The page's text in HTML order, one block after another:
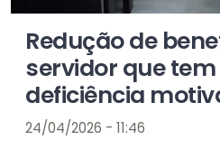
Redução de
servidor que
deficiência
24/04/2026 - 11:46